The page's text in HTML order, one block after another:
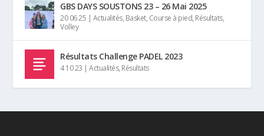
GBS DAYS SOUSTONS 23 – 26 Mai 2025
20 06 25 | Actualités, Basket, Course à pied, Résultats,
Volley
Résultats Challenge PADEL 2023
4 10 23 |Actualités, Résultats